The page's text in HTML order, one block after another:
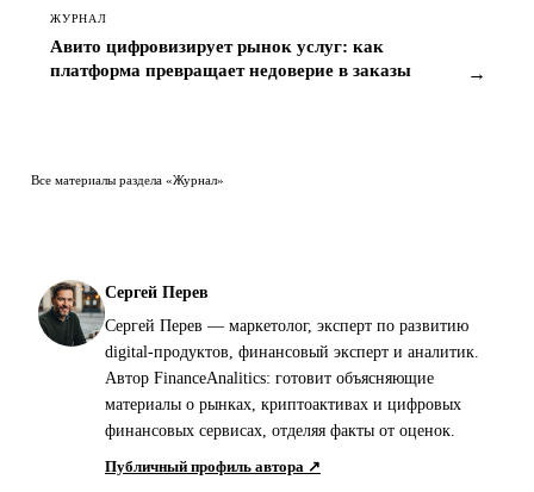
ЖУРНАЛ
Авито цифровизирует рынок услуг: как
платформа превращает недоверие в заказы
→
Все материалы раздела «Журнал»
Сергей Перев
Сергей Перев — маркетолог, эксперт по развитию
digital-продуктов, финансовый эксперт и аналитик.
Автор FinanceAnalitics: готовит объясняющие
материалы о рынках, криптоактивах и цифровых
финансовых сервисах, отделяя факты от оценок.
Публичный профиль автора ↗